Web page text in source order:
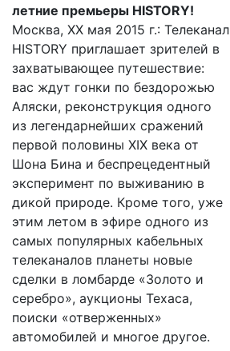
летние премьеры HISTORY!
Москва, XX мая 2015 г.: Телеканал
HISTORY приглашает зрителей в
захватывающее путешествие:
вас ждут гонки по бездорожью
Аляски, реконструкция одного
из легендарнейших сражений
первой половины XIX века от
Шона Бина и беспрецедентный
эксперимент по выживанию в
дикой природе. Кроме того, уже
этим летом в эфире одного из
самых популярных кабельных
телеканалов планеты новые
сделки в ломбарде «Золото и
серебро», аукционы Техаса,
поиски «отверженных»
автомобилей и многое другое.